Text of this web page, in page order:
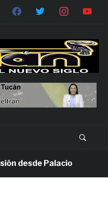
desde Palacio